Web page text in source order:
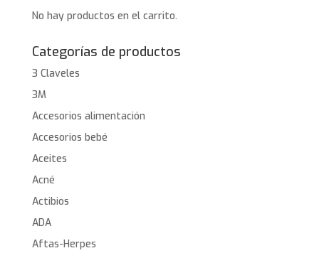
No hay productos en el carrito.
Categorías de productos
3 Claveles
3M
Accesorios alimentación
Accesorios bebé
Aceites
Acné
Actibios
ADA
Aftas-Herpes